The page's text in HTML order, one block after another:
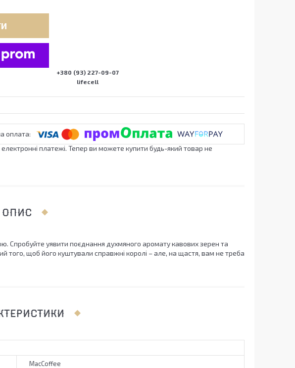
+380 (93) 227-09-07
lifecell
електронні платежі. Тепер ви можете купити будь-який товар не
ОПИС
Спробуйте уявити поєднання духмяного аромату кавових зерен та
щоб його куштували справжні королі – але, на щастя, вам не треба
MacCoffee